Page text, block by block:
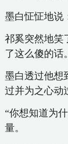
墨白怔怔地说
祁奚突然地笑
了这么傻的话。
墨白透过他想
过并为之心动
“你想知道为
量。